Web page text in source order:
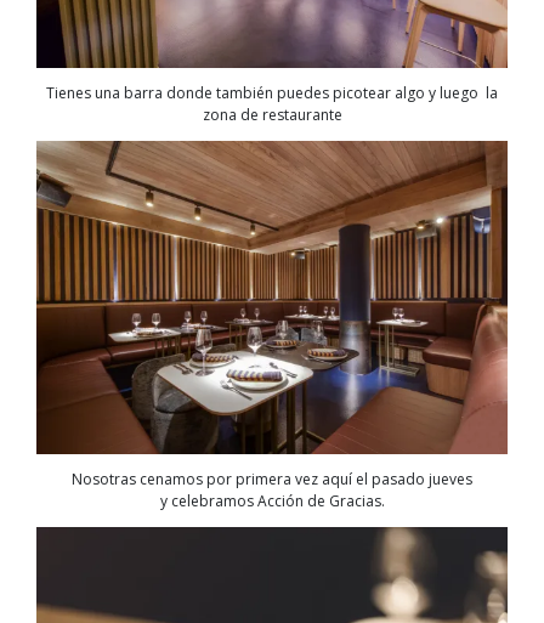
Tienes una barra donde también puedes picotear algo y luego la
zona de restaurante
Nosotras cenamos por primera vez aquí el pasado jueves
y celebramos Acción de Gracias.